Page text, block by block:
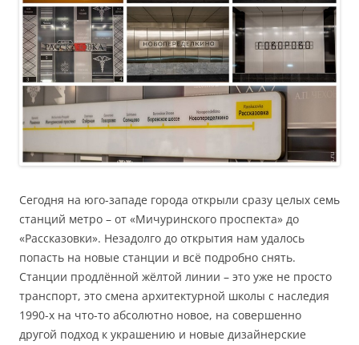
Сегодня на юго-западе города открыли сразу целых семь
станций метро – от «Мичуринского проспекта» до
«Рассказовки». Незадолго до открытия нам удалось
попасть на новые станции и всё подробно снять.
Станции продлённой жёлтой линии – это уже не просто
транспорт, это смена архитектурной школы с наследия
1990-х на что-то абсолютно новое, на совершенно
другой подход к украшению и новые дизайнерские